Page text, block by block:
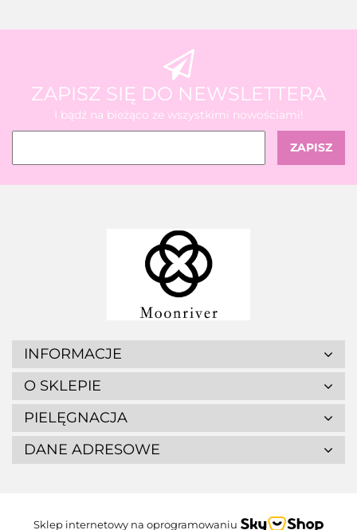
ZAPISZ SIĘ DO NEWSLETTERA
I bądź na bieżąco ze wszystkimi nowościami!
INFORMACJE
O SKLEPIE
PIELĘGNACJA
DANE ADRESOWE
Sklep internetowy na oprogramowaniu